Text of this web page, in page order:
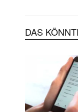
DAS